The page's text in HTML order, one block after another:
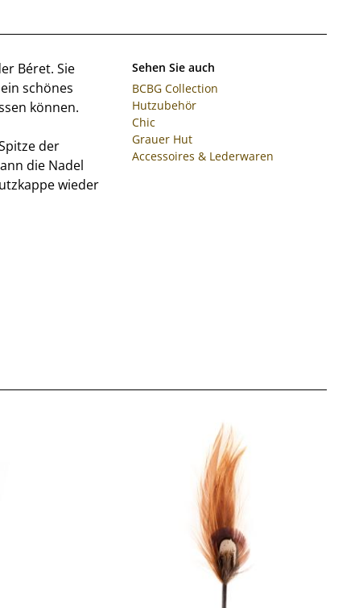
Béret. Sie
schönes
können.
der
die Nadel
wieder
Sehen Sie auch
BCBG Collection
Hutzubehör
Chic
Grauer Hut
Accessoires & Lederwaren